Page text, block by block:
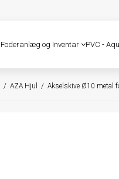
Foderanlæg og Inventar PVC -
/ AZA Hjul / Akselskive Ø10 metal